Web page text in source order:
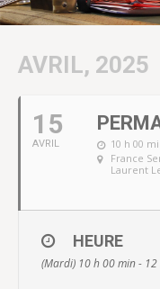
AVRIL, 2025
15
AVRIL
10 h 00
France
Laurent
HEURE
(Mardi) 10 h 00 min -